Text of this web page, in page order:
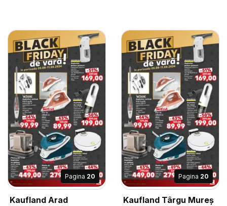
Pagina 20
Kaufland Arad
Pagina 20
Kaufland Târgu Mureș